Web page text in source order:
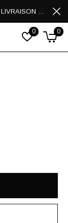
0 0
50% sur les soldes avec le code promo ÉTÉ50 // LIVRAISON GRATUITE POUR LES ACHATS DE 250$ ET PLUS